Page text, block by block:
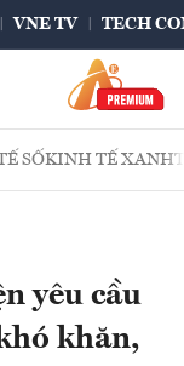
VNE TV TECH
SỐKINH TẾ XANH
yêu cầu
khăn,